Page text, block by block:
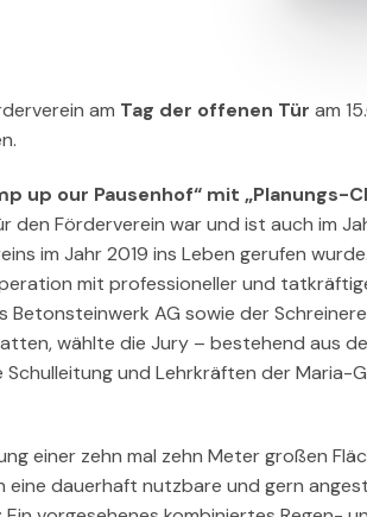
am Tag der offenen Tür am
up our Pausenhof“ mit „Planungs-
den Förderverein war und ist auch im
im Jahr 2019 ins Leben gerufen
mit professioneller und
Betonsteinwerk AG sowie der
wählte die Jury – bestehend aus
und Lehrkräften der Maria-
einer zehn mal zehn Meter großen
eine dauerhaft nutzbare und gern